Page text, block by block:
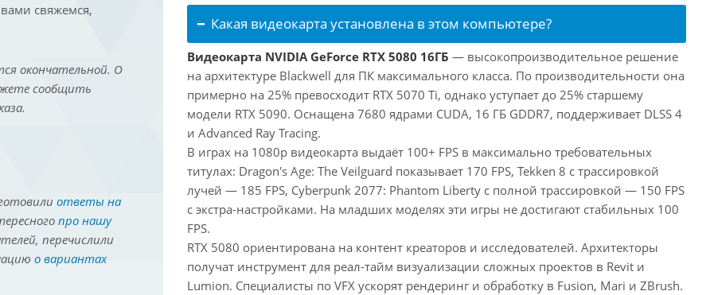
свяжемся,
окончательной. О
сообщить
ответы на
про нашу
перечислили
о вариантах
Какая видеокарта установлена в этом компьютере?
Видеокарта NVIDIA GeForce RTX 5080 16ГБ — высокопроизводительное решение
на архитектуре Blackwell для ПК максимального класса. По производительности она
примерно на 25% превосходит RTX 5070 Ti, однако уступает до 25% старшему
модели RTX 5090. Оснащена 7680 ядрами CUDA, 16 ГБ GDDR7, поддерживает DLSS 4
и Advanced Ray Tracing.
В играх на 1080p видеокарта выдаёт 100+ FPS в максимально требовательных
титулах: Dragon's Age: The Veilguard показывает 170 FPS, Tekken 8 с трассировкой
лучей — 185 FPS, Cyberpunk 2077: Phantom Liberty с полной трассировкой — 150 FPS
с экстра-настройками. На младших моделях эти игры не достигают стабильных 100
FPS.
RTX 5080 ориентирована на контент креаторов и исследователей. Архитекторы
получат инструмент для реал-тайм визуализации сложных проектов в Revit и
Lumion. Специалисты по VFX ускорят рендеринг и обработку в Fusion, Mari и ZBrush.